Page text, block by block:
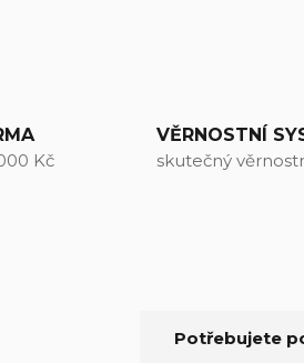
Kč
VĚRNOSTNÍ
skutečný
Potřebujete